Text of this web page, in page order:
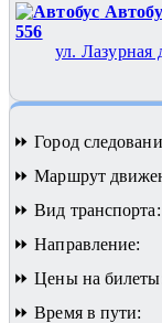
556
ул. Лазурная
⏩ Город
⏩ Маршрут
⏩ Вид транспорта:
⏩ Направление:
⏩ Цены на
⏩ Время в пути: